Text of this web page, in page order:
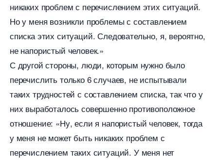
никаких проблем с перечислением этих ситуаций.
Но у меня возникли проблемы с составлением
списка этих ситуаций. Следовательно, я, вероятно,
не напористый человек.»
С другой стороны, люди, которым нужно было
перечислить только 6 случаев, не испытывали
таких трудностей с составлением списка, так что у
них выработалось совершенно противоположное
отношение: «Ну, если я напористый человек, тогда
у меня не может быть никаких проблем с
перечислением таких ситуаций. У меня нет